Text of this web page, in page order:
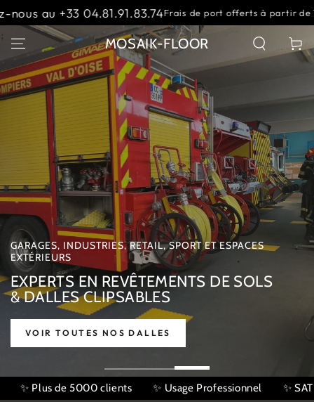
IGNORER LE
CONTENU
de port offerts à partir de 1500 € Contactez-nous
MOSAIK-FLOOR Panier
GARAGES, INDUSTRIES, RETAIL, SPORT ET ESPACES
EXTÉRIEURS
EXPERTS EN REVÊTEMENTS DE SOLS
& DALLES CLIPSABLES
VOIR TOUTES NOS DALLES
Slideshow
banner
;
✨ SATISFACTION : 4,9/5 Avis Google 100'000 m²